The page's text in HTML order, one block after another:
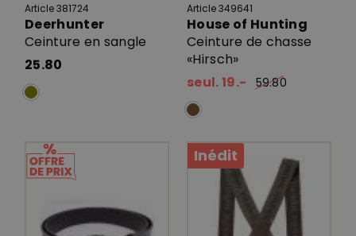
Article 381724
Deerhunter
Ceinture en sangle
25.80
Article 349641
House of Hunting
Ceinture de chasse
«Hirsch»
seul. 19.-
59.80
Inédit